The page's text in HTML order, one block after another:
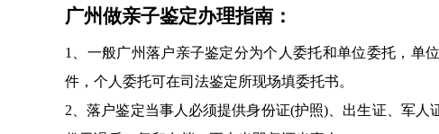
广州做亲子鉴定办理指南：
1、一般广州落户亲子鉴定分为个人委托和单位委托，单
件，个人委托可在司法鉴定所现场填委托书。
2、落户鉴定当事人必须提供身份证(护照)、出生证、军